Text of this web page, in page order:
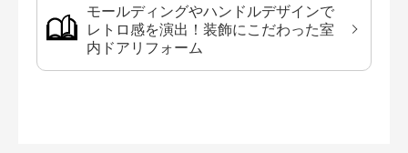
モールディングやハンドルデザインで
レトロ感を演出！装飾にこだわった室
内ドアリフォーム